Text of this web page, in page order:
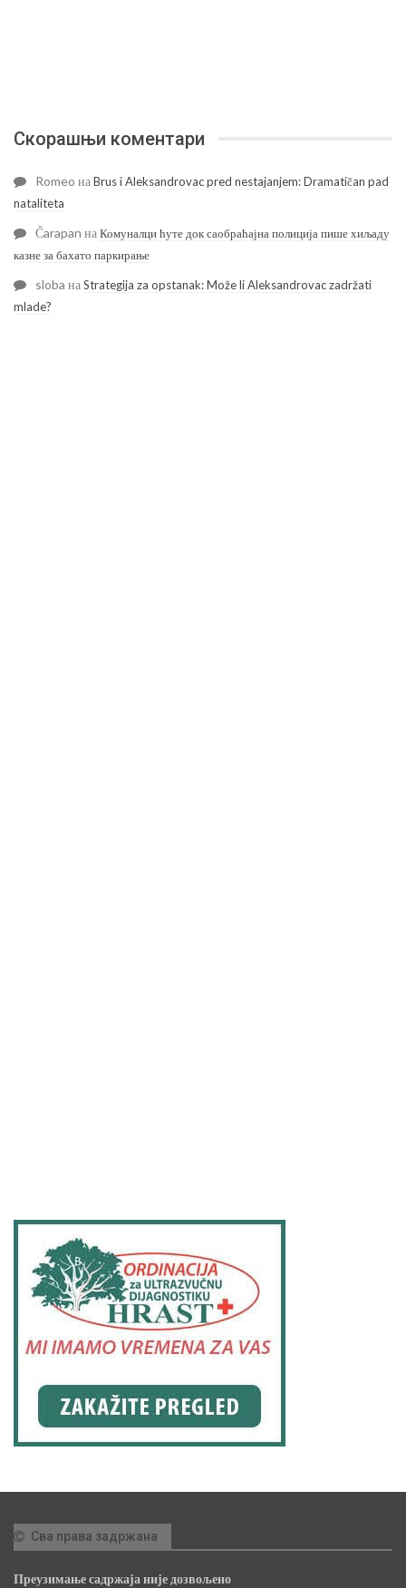
Скорашњи коментари
Romeo наBrus i Aleksandrovac pred nestajanjem: Dramatičan pad
nataliteta
Čarapan наКомуналци ћуте док саобраћајна полиција пише хиљаду
казне за бахато паркирање
sloba наStrategija za opstanak: Može li Aleksandrovac zadržati
mlade?
Сва права задржана
Преузимање садржаја није дозвољено